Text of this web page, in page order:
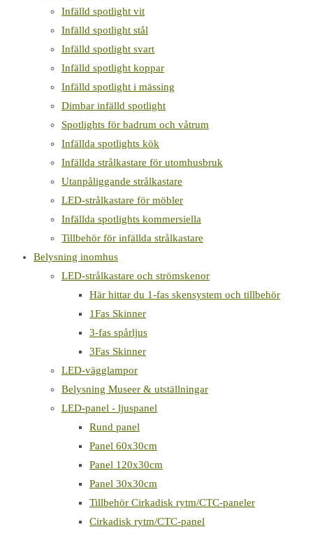
Infälld spotlight vit
Infälld spotlight stål
Infälld spotlight svart
Infälld spotlight koppar
Infälld spotlight i mässing
Dimbar infälld spotlight
Spotlights för badrum och våtrum
Infällda spotlights kök
Infällda strålkastare för utomhusbruk
Utanpåliggande strålkastare
LED-strålkastare för möbler
Infällda spotlights kommersiella
Tillbehör för infällda strålkastare
Belysning inomhus
LED-strålkastare och strömskenor
Här hittar du 1-fas skensystem och tillbehör
1Fas Skinner
3-fas spårljus
3Fas Skinner
LED-vägglampor
Belysning Museer & utställningar
LED-panel - ljuspanel
Rund panel
Panel 60x30cm
Panel 120x30cm
Panel 30x30cm
Tillbehör Cirkadisk rytm/CTC-paneler
Cirkadisk rytm/CTC-panel